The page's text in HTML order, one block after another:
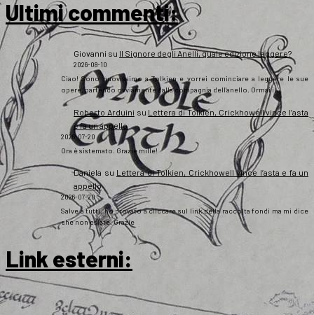
Ultimi commenti:
Giovanni su Il Signore degli Anelli, quale edizione leggere?
2026-08-10
Ciao! Sono nuovissimo a Tolkien e vorrei cominciare a leggere le sue
opere, partendo ovviamente dalla compagnia dell'anello. Ormai il…
Roberto Arduini su Lettera di Tolkien, Crickhowell vince l’asta
e fa un appello
2026-07-20
Ora è sistemato. Grazie mille!
Daniela su Lettera di Tolkien, Crickhowell vince l’asta e fa un
appello
2026-07-20
Salve a tutti, ho provato a cliccare sul link della raccolta fondi ma mi dice
che non esiste. Grazie
Link esterni: